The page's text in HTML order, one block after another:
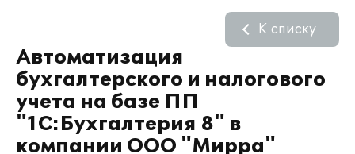
Автоматизация
бухгалтерского и налогового
учета на базе ПП
"1С:Бухгалтерия 8" в
компании ООО "Мирра"
К списку